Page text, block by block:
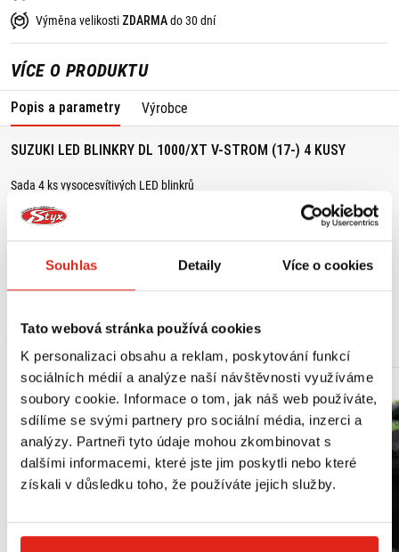
Souhlas Detaily Více o cookies
Tato webová stránka používá cookies
K personalizaci obsahu a reklam, poskytování funkcí
sociálních médií a analýze naší návštěvnosti využíváme
soubory cookie. Informace o tom, jak náš web používáte,
sdílíme se svými partnery pro sociální média, inzerci a
analýzy. Partneři tyto údaje mohou zkombinovat s
dalšími informacemi, které jste jim poskytli nebo které
získali v důsledku toho, že používáte jejich služby.
Výměna velikosti ZDARMAdo 30 dní
VÍCE O PRODUKTU
Popis a parametry Výrobce
SUZUKI LED BLINKRY DL 1000/XT V-STROM (17-) 4 KUSY
Sada 4 ks vysocesvítivých LED blinkrů
Nízká spotřeba (1,2 W).
V balení se nachází relé pro LED blinkry.
MOHLO BY SE VÁM LÍBIT